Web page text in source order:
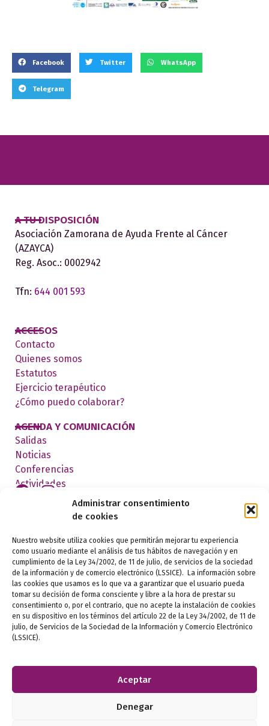
Administrar consentimiento
de cookies
Nuestro website utiliza cookies que permitirán mejorar tu experiencia
como usuario mediante el análisis de tus hábitos de navegación y en
cumplimiento de la Ley 34/2002, de 11 de julio, de servicios de la sociedad
de la información y de comercio electrónico (LSSICE). La información sobre
las cookies que usamos es lo que va a garantizar que el usuario pueda
tomar su decisión de forma consciente y libre a la hora de prestar su
consentimiento o, por el contrario, que no acepte la instalación de cookies
en su dispositivo en los términos del artículo 22 de la Ley 34/2002, de 11 de
julio, de Servicios de la Sociedad de la Información y Comercio Electrónico
(LSSICE).
Aceptar
Denegar
Facebook Twitter WhatsApp
Telegram
A TU DISPOSICIÓN
Asociación Zamorana de Ayuda Frente al Cáncer
(AZAYCA)
Reg. Asoc.: 0002942
Tfn: 644 001 593
ACCESOS
Contacto
Quienes somos
Estatutos
Ejercicio terapéutico
¿Cómo puedo colaborar?
AGENDA Y COMUNICACIÓN
Salidas
Noticias
Conferencias
Actividades
Aviso legal